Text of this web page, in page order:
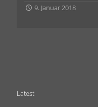
9. Januar 2018
Latest